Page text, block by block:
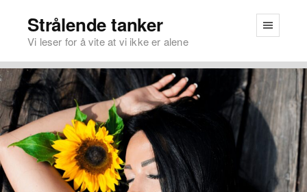
Strålende tanker
Vi leser for å vite at vi ikke er alene